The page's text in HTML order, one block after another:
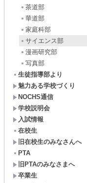
茶道部
華道部
家庭科部
サイエンス部
漫画研究部
写真部
生徒指導部より
魅力ある学校づくり
NOCHS通信
学校説明会
入試情報
在校生
旧在校生のみなさんへ
PTA
旧PTAのみなさまへ
卒業生